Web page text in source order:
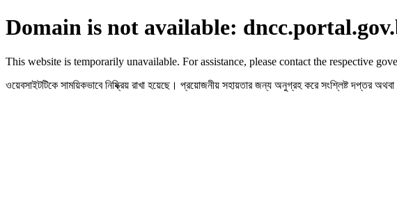
Domain is not available:
This website is temporarily unavailable. For assistance, please contact the respective
ওয়েবসাইটটিকে সাময়িকভাবে নিষ্ক্রিয় রাখা হয়েছে। প্রয়োজনীয় সহায়তার জন্য অনুগ্রহ করে সংশ্লিষ্ট দপ্তর